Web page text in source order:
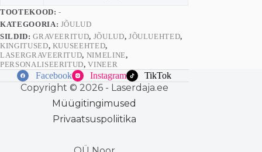
TOOTEKOOD:-
KATEGOORIA: JÕULUD
SILDID:GRAVEERITUD, JÕULUD, JÕULUEHTED,
KINGITUSED, KUUSEEHTED,
LASERGRAVEERITUD, NIMELINE,
PERSONALISEERITUD,VINEER
Facebook Instagram TikTok
Copyright © 2026 - Laserdaja.ee
Müügitingimused
Privaatsuspoliitika